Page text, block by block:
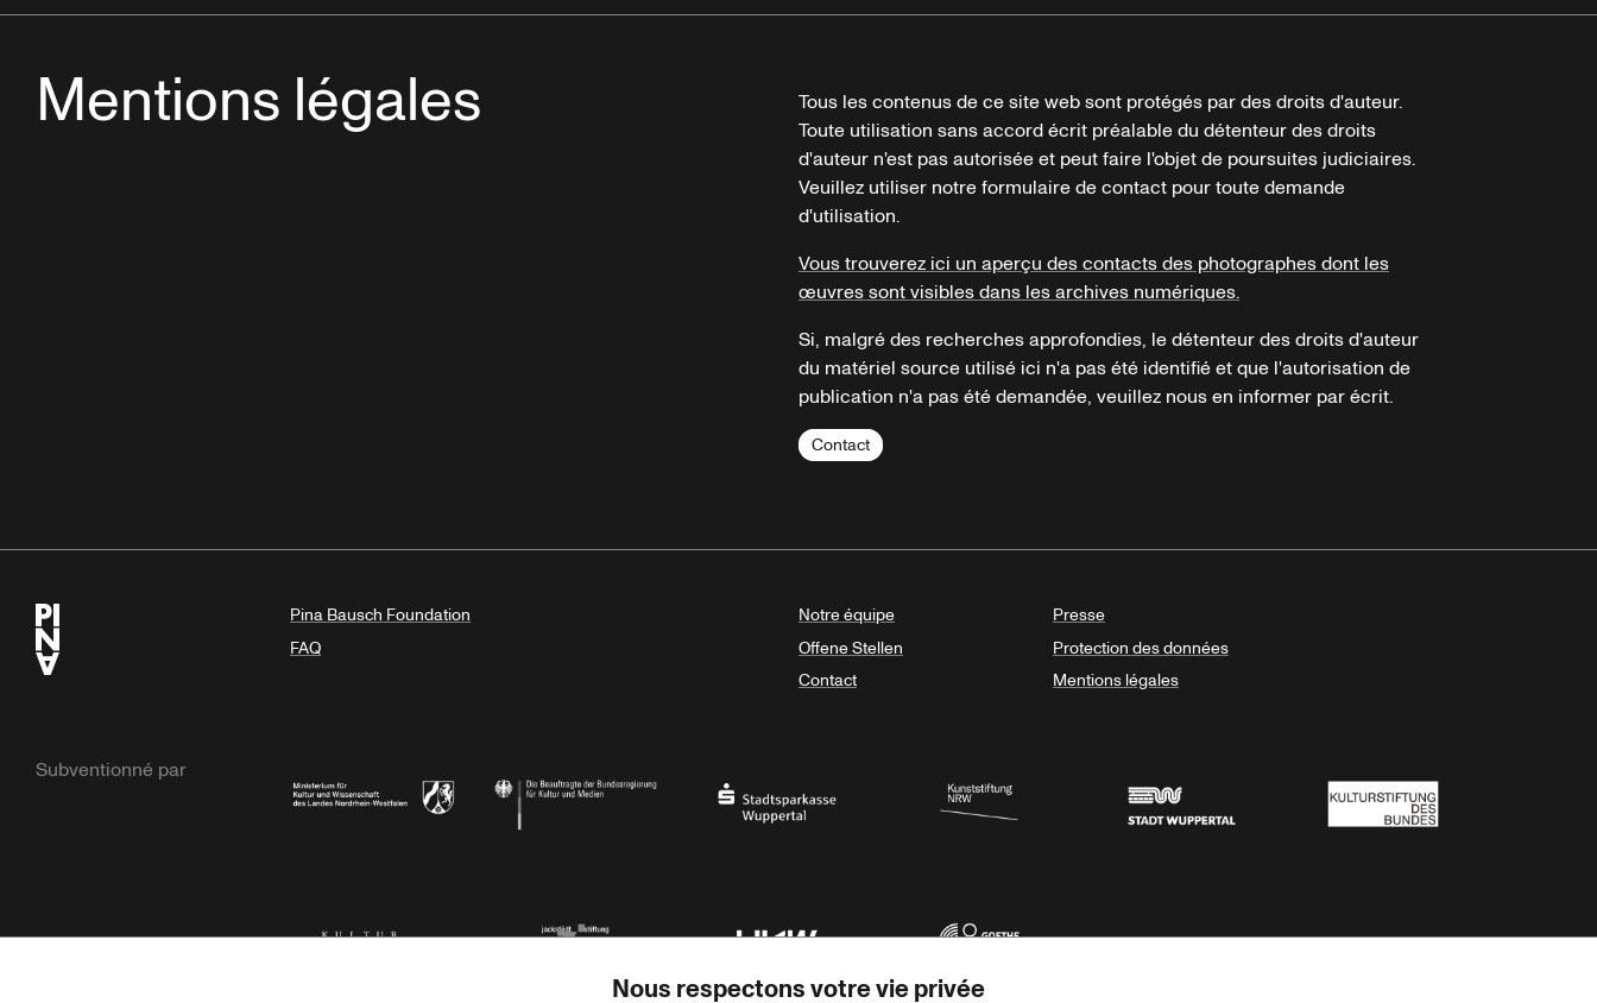
Mentions légales
Tous les contenus de ce site web sont protégés par des droits d'auteur.
Toute utilisation sans accord écrit préalable du détenteur des droits
d'auteur n'est pas autorisée et peut faire l'objet de poursuites judiciaires.
Veuillez utiliser notre formulaire de contact pour toute demande
d'utilisation.
Vous trouverez ici un aperçu des contacts des photographes dont les
œuvres sont visibles dans les archives numériques.
Si, malgré des recherches approfondies, le détenteur des droits d'auteur
du matériel source utilisé ici n'a pas été identifié et que l'autorisation de
publication n'a pas été demandée, veuillez nous en informer par écrit.
Contact
Pina Bausch Foundation
FAQ
Notre équipe
Offene Stellen
Contact
Presse
Protection des données
Mentions légales
Subventionné par
Nous respectons votre vie privée